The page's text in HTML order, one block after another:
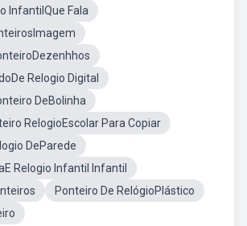
InfantilQue Fala
Relogio Digital
DeBolinha
RelogioEscolar Para Copiar
DeParede
Relogio Infantil Infantil
Ponteiro De RelógioPlástico